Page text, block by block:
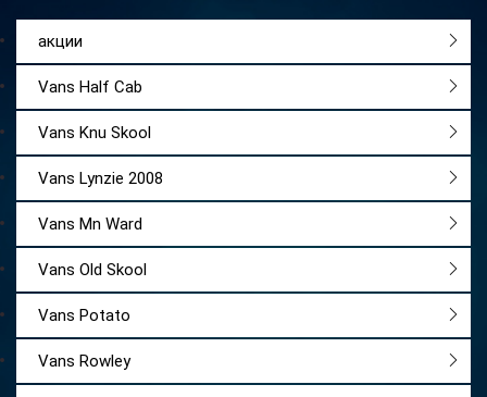
акции
Vans Half Cab
Vans Knu Skool
Vans Lynzie 2008
Vans Mn Ward
Vans Old Skool
Vans Potato
Vans Rowley